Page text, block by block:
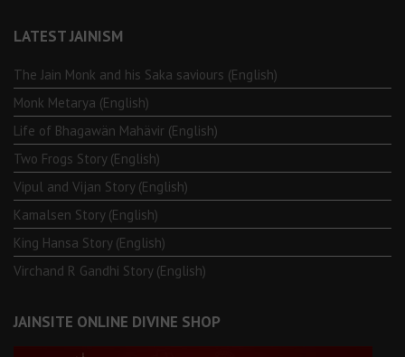
LATEST JAINISM
The Jain Monk and his Saka saviours (English)
Monk Metarya (English)
Life of Bhagawän Mahävir (English)
Two Frogs Story (English)
Vipul and Vijan Story (English)
Kamalsen Story (English)
King Hansa Story (English)
Virchand R Gandhi Story (English)
JAINSITE ONLINE DIVINE SHOP